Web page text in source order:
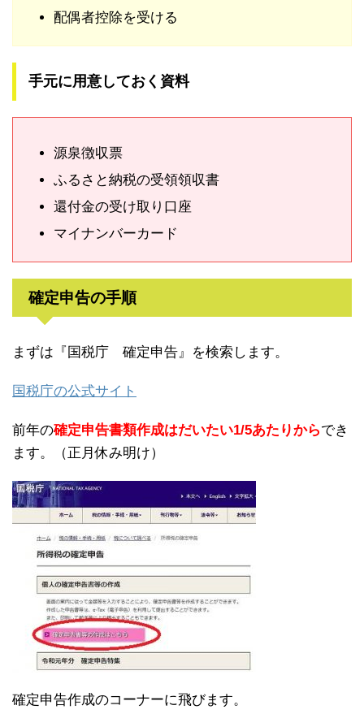
配偶者控除を受ける
手元に用意しておく資料
源泉徴収票
ふるさと納税の受領領収書
還付金の受け取り口座
マイナンバーカード
確定申告の手順
まずは『国税庁 確定申告』を検索します。
国税庁の公式サイト
前年の確定申告書類作成はだいたい1/5あたりからでき
ます。（正月休み明け）
確定申告作成のコーナーに飛びます。